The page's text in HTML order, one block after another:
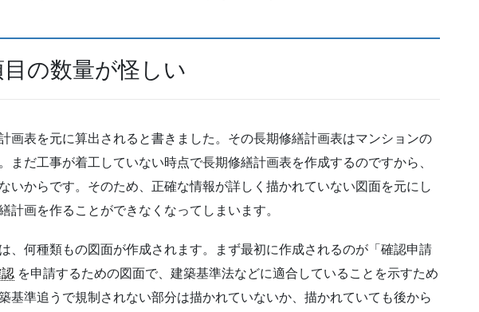
の数量が怪しい
画表を元に算出されると書きました。その長期修繕計画表はマンションの
まだ工事が着工していない時点で長期修繕計画表を作成するのですから、
いからです。そのため、正確な情報が詳しく描かれていない図面を元にし
計画を作ることができなくなってしまいます。
、何種類もの図面が作成されます。まず最初に作成されるのが「確認申請
を申請するための図面で、建築基準法などに適合していることを示すため
基準追うで規制されない部分は描かれていないか、描かれていても後から